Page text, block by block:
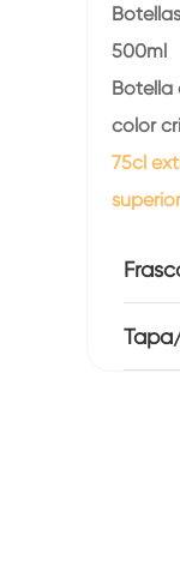
500ml
Botella
color
75cl